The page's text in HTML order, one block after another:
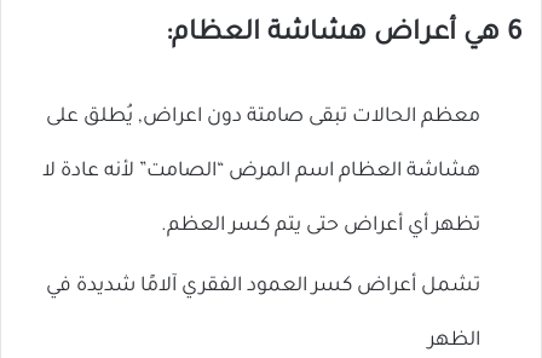
6 هي أعراض هشاشة العظام:
معظم الحالات تبقى صامتة دون اعراض, يُطلق على
هشاشة العظام اسم المرض “الصامت” لأنه عادة لا
تظهر أي أعراض حتى يتم كسر العظم.
تشمل أعراض كسر العمود الفقري آلامًا شديدة في
الظهر